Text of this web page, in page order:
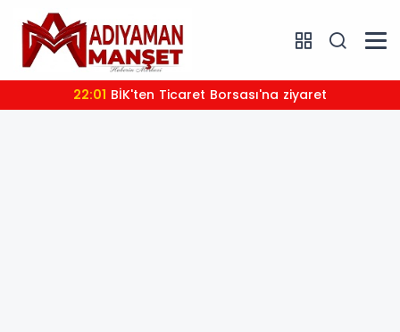
22:01 BİK'ten Ticaret Borsası'na ziyaret